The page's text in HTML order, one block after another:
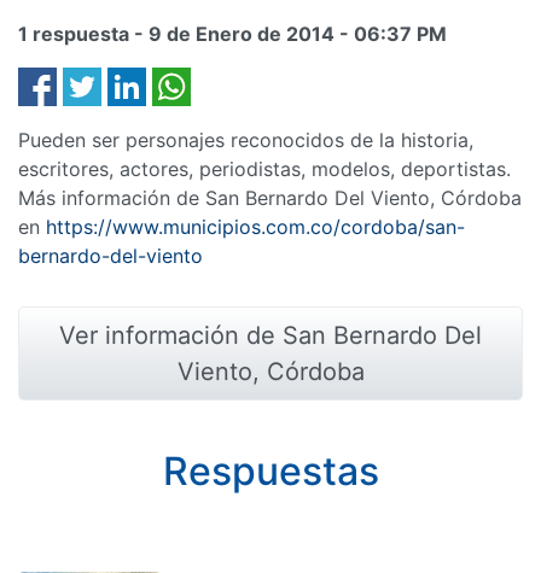
1 respuesta - 9 de Enero de 2014 - 06:37 PM
Pueden ser personajes reconocidos de la historia,
escritores, actores, periodistas, modelos, deportistas.
Más información de San Bernardo Del Viento, Córdoba
en https://www.municipios.com.co/cordoba/san-
bernardo-del-viento
Ver información de San Bernardo Del
Viento, Córdoba
Respuestas